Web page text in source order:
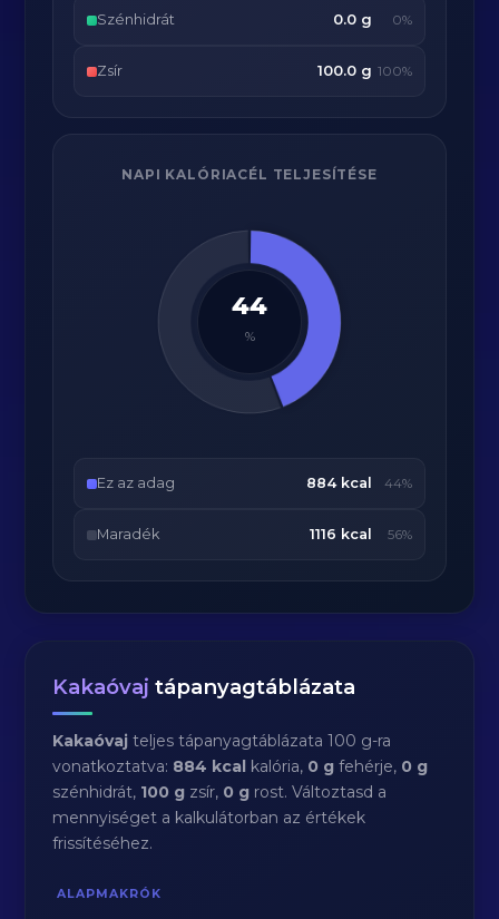
Szénhidrát 0.0 g 0%
Zsír 100.0 g 100%
NAPI KALÓRIACÉL TELJESÍTÉSE
44
%
Ez az adag 884 kcal 44%
Maradék 1116 kcal 56%
Kakaóvaj tápanyagtáblázata
Kakaóvaj teljes tápanyagtáblázata 100 g-ra
vonatkoztatva: 884 kcal kalória, 0 g fehérje, 0 g
szénhidrát, 100 g zsír, 0 g rost. Változtasd a
mennyiséget a kalkulátorban az értékek
frissítéséhez.
ALAPMAKRÓK